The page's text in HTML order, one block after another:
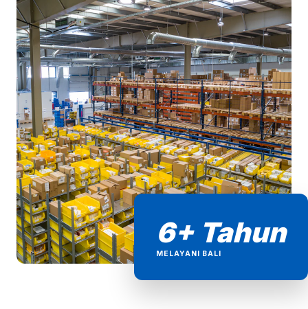
6+ Tahun
MELAYANI BALI